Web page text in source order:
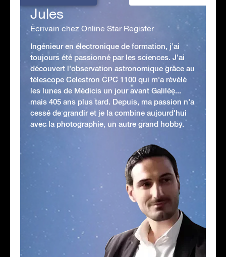
Jules
Écrivain chez Online Star Register
Ingénieur en électronique de formation, j’ai
toujours été passionné par les sciences. J'ai
découvert l'observation astronomique grâce au
télescope Celestron CPC 1100 qui m'a révélé
les lunes de Médicis un jour avant Galilée...
mais 405 ans plus tard. Depuis, ma passion n'a
cessé de grandir et je la combine aujourd'hui
avec la photographie, un autre grand hobby.